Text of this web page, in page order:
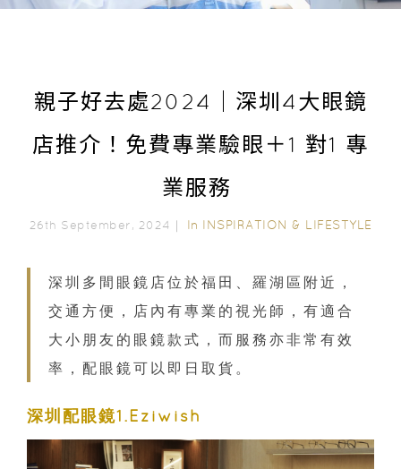
親子好去處2024｜深圳4大眼鏡
店推介！免費專業驗眼＋1 對1 專
業服務
26th September, 2024｜ In INSPIRATION & LIFESTYLE
深圳多間眼鏡店位於福田、羅湖區附近，
交通方便，店內有專業的視光師，有適合
大小朋友的眼鏡款式，而服務亦非常有效
率，配眼鏡可以即日取貨。
深圳配眼鏡1.Eziwish